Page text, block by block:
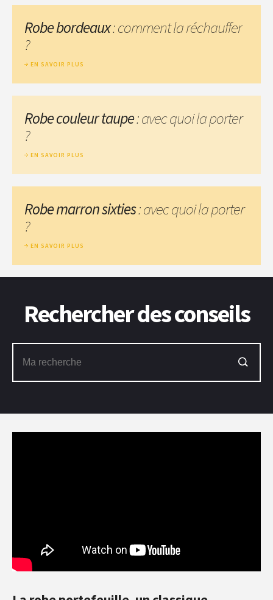
Robe bordeaux: comment la réchauffer
?
EN SAVOIR PLUS
Robe couleur taupe: avec quoi la porter
?
EN SAVOIR PLUS
Robe marron sixties: avec quoi la porter
?
EN SAVOIR PLUS
Rechercher des conseils